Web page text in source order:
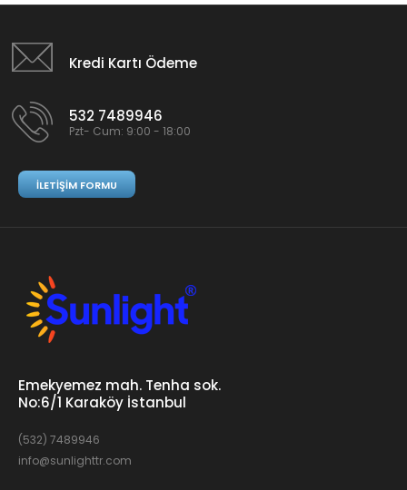
Kredi Kartı Ödeme
532 7489946
Pzt- Cum: 9:00 - 18:00
İLETIŞIM FORMU
Emekyemez mah. Tenha sok.
No:6/1 Karaköy İstanbul
(532) 7489946
info@sunlighttr.com